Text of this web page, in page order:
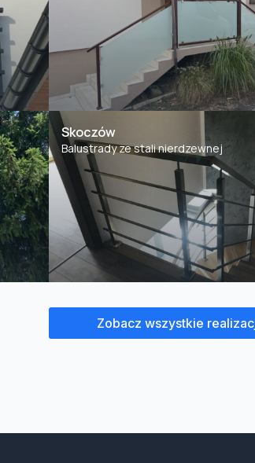
Skoczów
Balustrady ze stali nierdzewnej
Zobacz wszystkie